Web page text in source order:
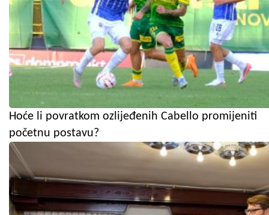
Hoće li povratkom ozlijeđenih Cabello promijeniti
početnu postavu?